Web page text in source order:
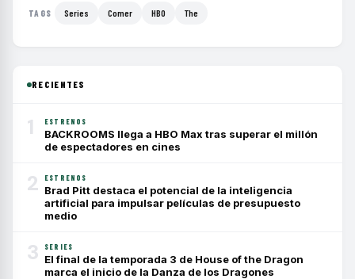
TAGS Series Comer HBO The
RECIENTES
1 ESTRENOS
BACKROOMS llega a HBO Max tras superar el millón
de espectadores en cines
2 ESTRENOS
Brad Pitt destaca el potencial de la inteligencia
artificial para impulsar películas de presupuesto
medio
3 SERIES
El final de la temporada 3 de House of the Dragon
marca el inicio de la Danza de los Dragones